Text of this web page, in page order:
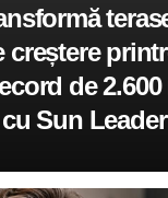
creștere
de
Sun Leader